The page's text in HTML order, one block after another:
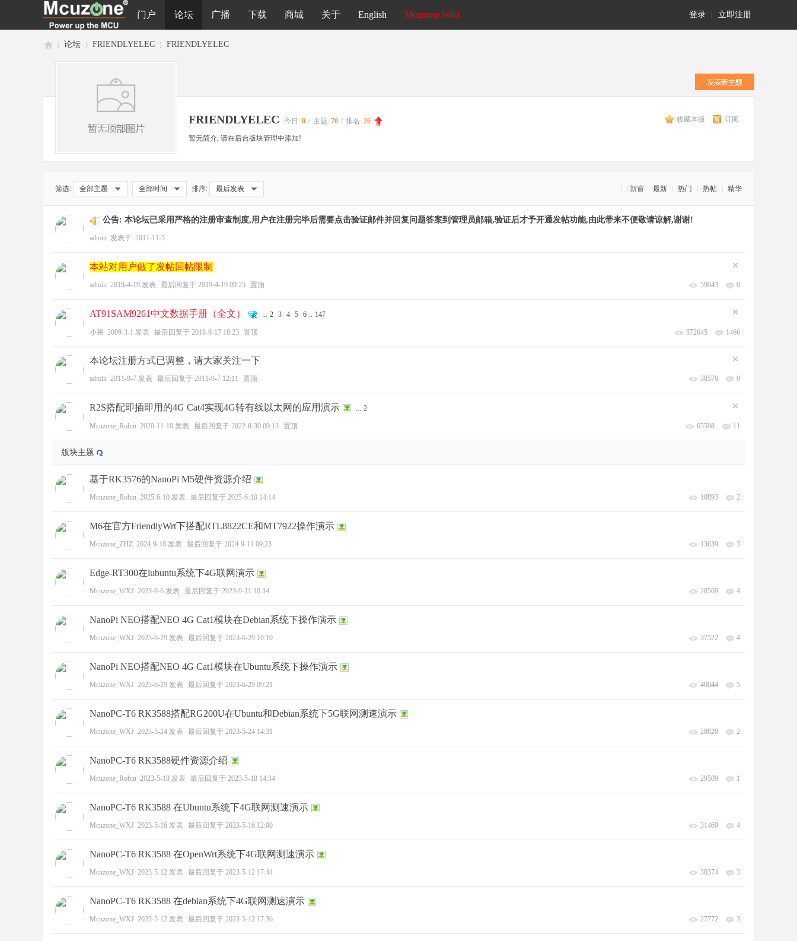
登录 立即注册
门户 论坛 广播 下载 商城 关于 English Mcuzone Wiki
M »
论坛 FRIENDLYELEC FRIENDLYELEC
收藏本版 订阅
FRIENDLYELEC 今日: 0 / 主题: 70 / 排名: 26
暂无简介, 请在后台版块管理中添加!
最新 热门 热帖 精华
新窗
筛选: 全部主题 全部时间 排序: 最后发表
公告: 本论坛已采用严格的注册审查制度,用户在注册完毕后需要点击验证邮件并回复问题答案到管理员邮箱,验证后才予开通发帖功能,由此带来不便敬请谅解,谢谢!
admin 发表于: 2011-11-5
本站对用户做了发帖回帖限制
59043 0
admin 2019-4-19 发表 最后回复于 2019-4-19 09:25 置顶
AT91SAM9261中文数据手册（全文） ... 2 3 4 5 6 .. 147
572645 1466
小果 2009-3-1 发表 最后回复于 2018-9-17 18:23 置顶
本论坛注册方式已调整，请大家关注一下
38570 0
admin 2011-9-7 发表 最后回复于 2011-9-7 12:11 置顶
R2S搭配即插即用的4G Cat4实现4G转有线以太网的应用演示 ... 2
65598 11
Mcuzone_Robin 2020-11-10 发表 最后回复于 2022-8-30 09:13 置顶
版块主题
基于RK3576的NanoPi M5硬件资源介绍
10893 2
Mcuzone_Robin 2025-6-10 发表 最后回复于 2025-6-10 14:14
M6在官方FriendlyWrt下搭配RTL8822CE和MT7922操作演示
13639 3
Mcuzone_ZHZ 2024-9-10 发表 最后回复于 2024-9-11 09:23
Edge-RT300在lubuntu系统下4G联网演示
28569 4
Mcuzone_WXJ 2023-9-6 发表 最后回复于 2023-9-11 10:34
NanoPi NEO搭配NEO 4G Cat1模块在Debian系统下操作演示
37522 4
Mcuzone_WXJ 2023-6-29 发表 最后回复于 2023-6-29 10:10
NanoPi NEO搭配NEO 4G Cat1模块在Ubuntu系统下操作演示
40044 5
Mcuzone_WXJ 2023-6-29 发表 最后回复于 2023-6-29 09:21
NanoPC-T6 RK3588搭配RG200U在Ubuntu和Debian系统下5G联网测速演示
28628 2
Mcuzone_WXJ 2023-5-24 发表 最后回复于 2023-5-24 14:31
NanoPC-T6 RK3588硬件资源介绍
29509 1
Mcuzone_Robin 2023-5-18 发表 最后回复于 2023-5-18 14:34
NanoPC-T6 RK3588 在Ubuntu系统下4G联网测速演示
31469 4
Mcuzone_WXJ 2023-5-16 发表 最后回复于 2023-5-16 12:00
NanoPC-T6 RK3588 在OpenWrt系统下4G联网测速演示
30374 3
Mcuzone_WXJ 2023-5-12 发表 最后回复于 2023-5-12 17:44
NanoPC-T6 RK3588 在debian系统下4G联网测速演示
27772 3
Mcuzone_WXJ 2023-5-12 发表 最后回复于 2023-5-12 17:36